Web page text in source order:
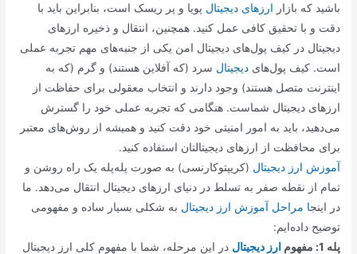
باشید که بازار ارزهای دیجیتال پویا و پر ریسک است، بنابراین باید با
دقت و با تحقیق کافی عمل کنید. همچنین، انتقال و ذخیره ارزهای
دیجیتال در کیف پول‌های دیجیتال امن یکی از جنبه‌های مهم تجربه عملی
است. کیف پول‌هایدیجیتال سرد (که آفلاین هستند) و گرم (که به
اینترنت متصل هستند) وجود دارند و انتخاب معقولی برای حفاظت از
ارزهای دیجیتال شماست. هنگامی که تجربه عملی خود را گسترش
می‌دهید، باید به امور امنیتی خود دقت کنید و همیشه از روش‌های معتبر
برای محافظت از ارزهای دیجیتالتان استفاده کنید.
آموزش ارز دیجیتال (کریپتوکارنسی) به صورت پله‌پله یک راه روشن و
تمام از نقطه صفر به تسلط در دنیای ارزهای دیجیتال انتقال می‌دهد. ما
در اینجا مراحل آموزش ارز دیجیتال به شکلی بسیار ساده و مفهومی
توضیح داده‌ایم:
پله 1: مفهوم
ارز دیجیتال در این مرحله، شما با مفهوم کلی ارز دیجیتال